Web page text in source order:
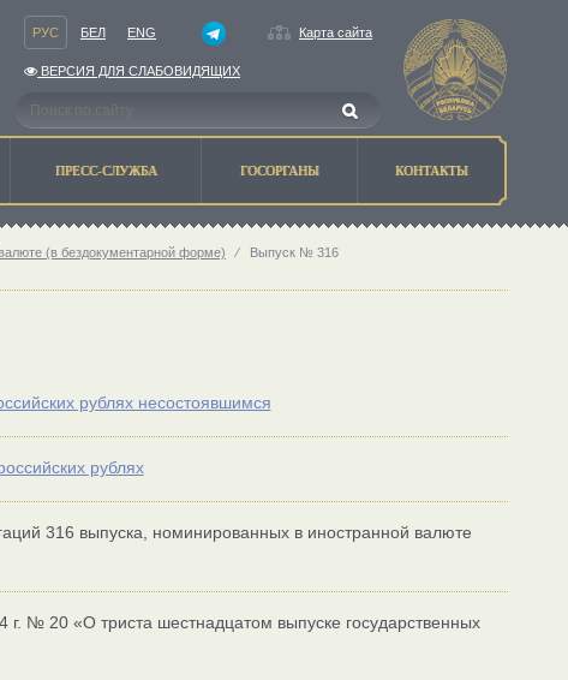
РУС БЕЛ ENG Карта сайта
ВЕРСИЯ ДЛЯ СЛАБОВИДЯЩИХ
ПРЕСС-СЛУЖБА ГОСОРГАНЫ КОНТАКТЫ
(в бездокументарной форме) ⁄ Выпуск № 316
рублях несостоявшимся
рублях
316 выпуска, номинированных в иностранной валюте
№ 20 «О триста шестнадцатом выпуске государственных